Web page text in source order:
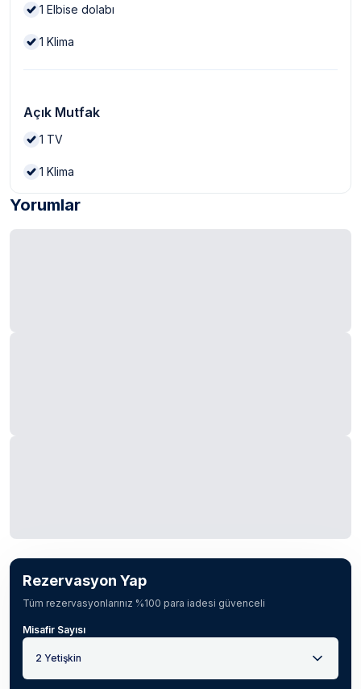
1 Elbise dolabı
1 Klima
Açık Mutfak
1 TV
1 Klima
Yorumlar
Rezervasyon Yap
Tüm rezervasyonlarınız %100 para iadesi güvenceli
Misafir Sayısı
2 Yetişkin